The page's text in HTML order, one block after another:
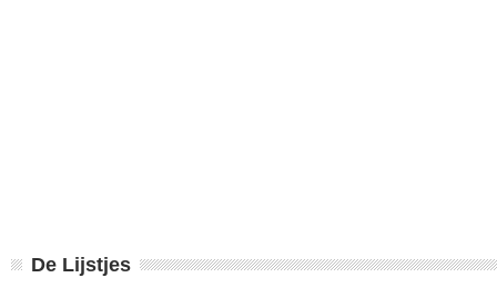
De Lijstjes